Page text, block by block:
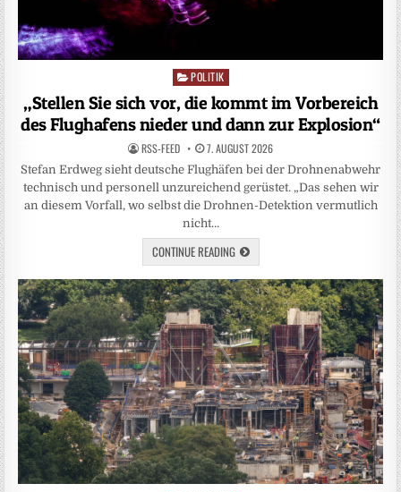
Posted
POLITIK
„Stellen Sie sich vor, die kommt im Vorbereich
des Flughafens nieder und dann zur Explosion“
RSS-FEED 7. AUGUST 2026
Stefan Erdweg sieht deutsche Flughäfen bei der Drohnenabwehr
technisch und personell unzureichend gerüstet. „Das sehen wir
an diesem Vorfall, wo selbst die Drohnen-Detektion vermutlich
nicht…
CONTINUE READING